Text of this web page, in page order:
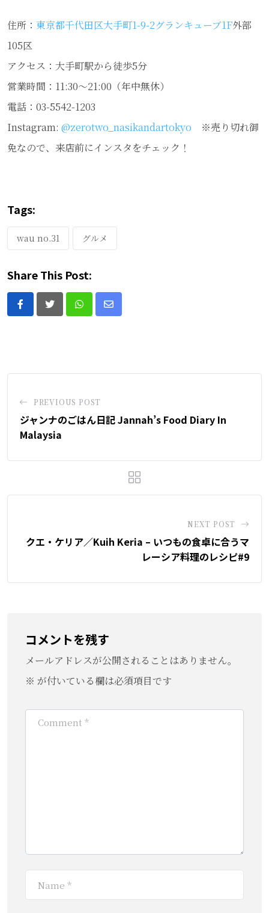
住所： 東京都千代田区大手町1-9-2グランキューブ1F外部
105区
アクセス：大手町駅から徒歩5分
営業時間：11:30～21:00（年中無休）
電話：03-5542-1203
Instagram: @zerotwo_nasikandartokyo ※売り切れ御
免なので、来店前にインスタをチェック！
Tags:
wau no.31 グルメ
Share This Post:
Whatsapp
Share
PREVIOUS POST
ジャンナのごはん日記 Jannah’s Food Diary In
Malaysia
NEXT POST
クエ・ケリア／Kuih Keria – いつもの食卓に合うマ
レーシア料理のレシピ#9
コメントを残す
メールアドレスが公開されることはありません。
※ が付いている欄は必須項目です